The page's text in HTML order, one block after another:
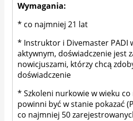
Wymagania:
* co najmniej 21 lat
* Instruktor i Divemaster PADI
aktywnym, doświadczenie jest
nowicjuszami, którzy chcą
doświadczenie
* Szkoleni nurkowie w wieku
powinni być w stanie pokazać
co najmniej 50